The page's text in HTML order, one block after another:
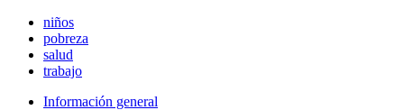
niños
pobreza
salud
trabajo
Información general